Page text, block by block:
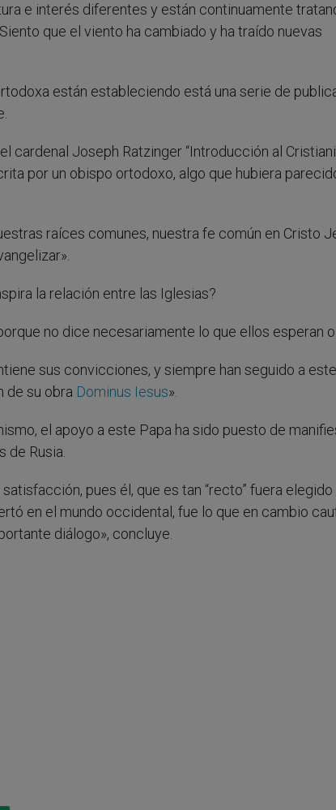
e interés diferentes y están continuamente
que el viento ha cambiado y ha traído nuevas
están estableciendo está una serie de
cardenal Joseph Ratzinger “Introducción al
por un obispo ortodoxo, algo que hubiera
raíces comunes, nuestra fe común en Cristo
la relación entre las Iglesias?
no dice necesariamente lo que ellos esperan
sus convicciones, y siempre han seguido a
de su obra Dominus Iesus».
el apoyo a este Papa ha sido puesto de
de Rusia.
pues él, que es tan “recto” fuera
en el mundo occidental, fue lo que en cambio
diálogo», concluye.